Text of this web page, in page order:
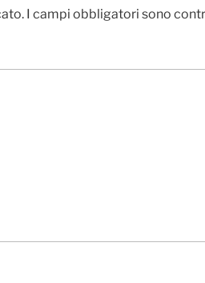
I campi obbligatori sono